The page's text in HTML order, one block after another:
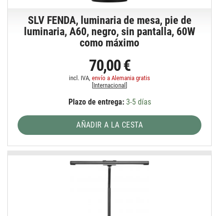
SLV FENDA, luminaria de mesa, pie de
luminaria, A60, negro, sin pantalla, 60W
como máximo
70,00 €
incl. IVA,envío a Alemania gratis
Internacional
Plazo de entrega:3-5 días
AÑADIR A LA CESTA